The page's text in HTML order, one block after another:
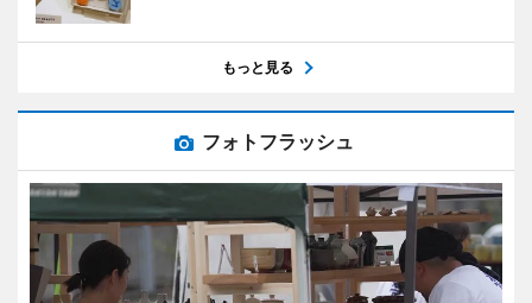
もっと見る
フォトフラッシュ